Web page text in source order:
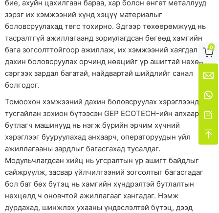
бие, ахуйн цахилгаан бараа, хар болон өнгөт металлууд
зэрэг их хэмжээний хүнд хэцүү материалыг
боловсруулахад төгс тохирно. Эдгээр төхөөрөмжүүд нь
тасралтгүй ажиллагаанд зориулагдсан бөгөөд хамгийн
бага зогсолттойгоор ажиллаж, их хэмжээний хаягдал
дахин боловсруулах орчинд нөөцийг үр ашигтай нөхөн
сэргээх зардал багатай, найдвартай шийдлийг санал
болгодог.
Томоохон хэмжээний дахин боловсруулах хэрэглээнд
тусгайлан зохион бүтээсэн GEP ECOTECH-ийн алхаар
бутлагч машинууд нь нэгж бүрийн эрчим хүчний
хэрэглээг бууруулахад анхаарч, операторуудын үйл
ажиллагааны зардлыг багасгахад тусалдаг.
Модульчлагдсан хийц нь угсралтын үр ашигт байдлыг
сайжруулж, засвар үйлчилгээний зогсолтыг багасгадаг
бол бат бөх бүтэц нь хамгийн хүндрэлтэй бутлалтын
нөхцөлд ч оновчтой ажиллагааг хангадаг. Нэмж
дурдахад, шинжлэх ухааны үндэслэлтэй бүтэц, дээд

0



